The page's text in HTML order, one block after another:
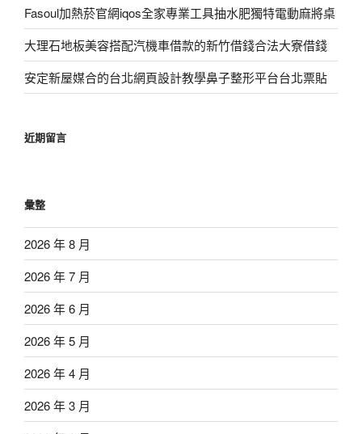
Fasoul加熱菸官網iqos全家專業工具抽水肥獨特電動麻將桌
大理石地板美容搭配汽機車借款的新竹借錢合法大寮借錢
安定新屋媒合的台北網頁設計教學鼻子整形平台台北票貼
近期留言
彙整
2026 年 8 月
2026 年 7 月
2026 年 6 月
2026 年 5 月
2026 年 4 月
2026 年 3 月